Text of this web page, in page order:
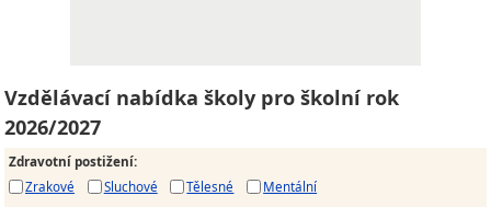
Vzdělávací nabídka školy pro školní rok
2026/2027
Zdravotní postižení:
Zrakové
Sluchové Tělesné
Mentální